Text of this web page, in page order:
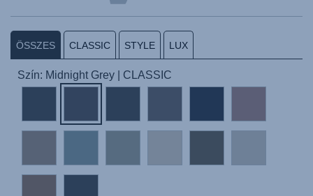
ÖSSZES CLASSIC STYLE LUX
Szín: Midnight Grey | CLASSIC